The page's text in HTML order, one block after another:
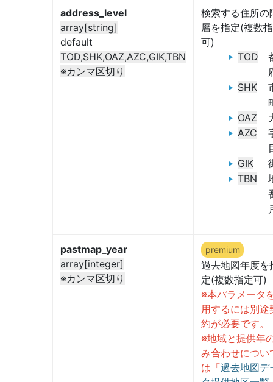
address_level
array[string]
default
TOD,SHK,OAZ,AZC,GIK,TBN
※カンマ区切り
検索する住所の
層を指定(複数
可)
TOD
SHK
OAZ
AZC
GIK
TBN
pastmap_year
array[integer]
※カンマ区切り
premium
過去地図年度を
定(複数指定可)
※本パラメータ
用するには別途
約が必要です。
※地域と提供年
み合わせについ
は「過去地図デ